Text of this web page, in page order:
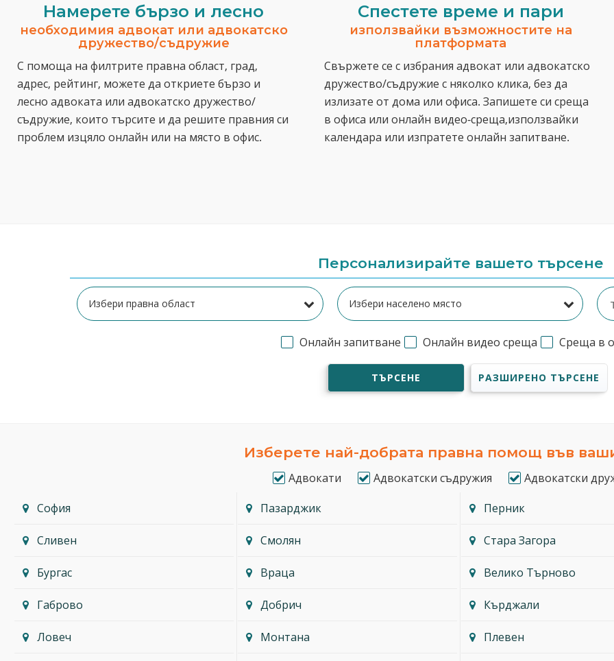
Намерете бързо и лесно
необходимия адвокат или адвокатско
дружество/съдружие
С помоща на филтрите правна област, град,
адрес, рейтинг, можете да откриете бързо и
лесно адвоката или адвокатско дружество/
съдружие, които търсите и да решите правния си
проблем изцяло онлайн или на място в офис.
Спестeте време и пари
използвайки възможностите на
платформата
Свържете се с избрания адвокат или адвокатско
дружество/съдружие с няколко клика, без да
излизате от дома или офиса. Запишете си среща
в офиса или онлайн видео-среща,използвайки
календара или изпратете онлайн запитване.
Персонализирайте вашето търсене
Онлайн запитване Онлайн видео среща Среща в
ТЪРСЕНЕ РАЗШИРЕНО ТЪРСЕНЕ
Изберете най-добрата правна помощ във
Адвокати Адвокатски съдружия
Адвокатски
София
Пазарджик Перник
Сливен Смолян Стара Загора
Бургас Враца Велико Търново
Габрово Добрич Кърджали
Ловеч Монтана Плевен